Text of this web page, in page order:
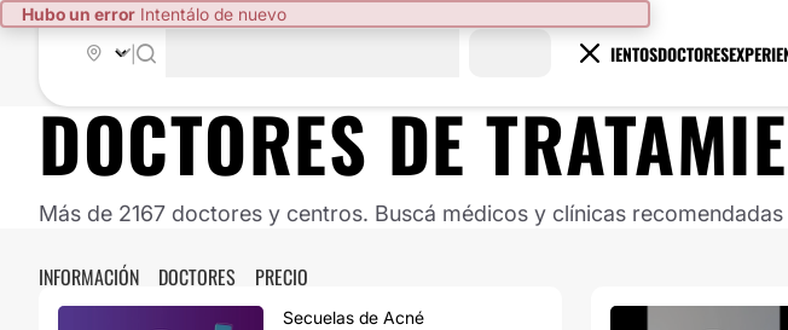
Hubo un error Intentálo de nuevo
TRATAMIENTOSDOCTORES
DOCTORES DE
Más de 2167 doctores y centros. Buscá médicos y clínicas
INFORMACIÓN DOCTORES PRECIO
Secuelas de Acné